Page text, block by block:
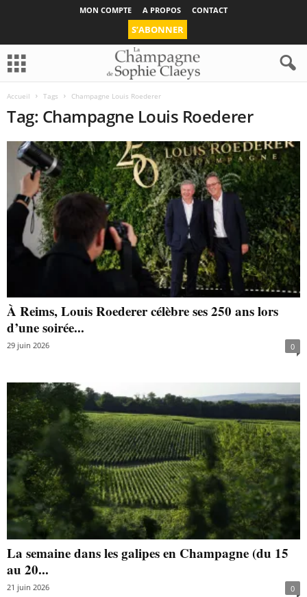
MON COMPTE A PROPOS CONTACT
S’ABONNER
Accueil Tags Champagne Louis Roederer
Tag: Champagne Louis Roederer
À Reims, Louis Roederer célèbre ses 250 ans lors
d’une soirée...
29 juin 2026 0
La semaine dans les galipes en Champagne (du 15
au 20...
21 juin 2026 0